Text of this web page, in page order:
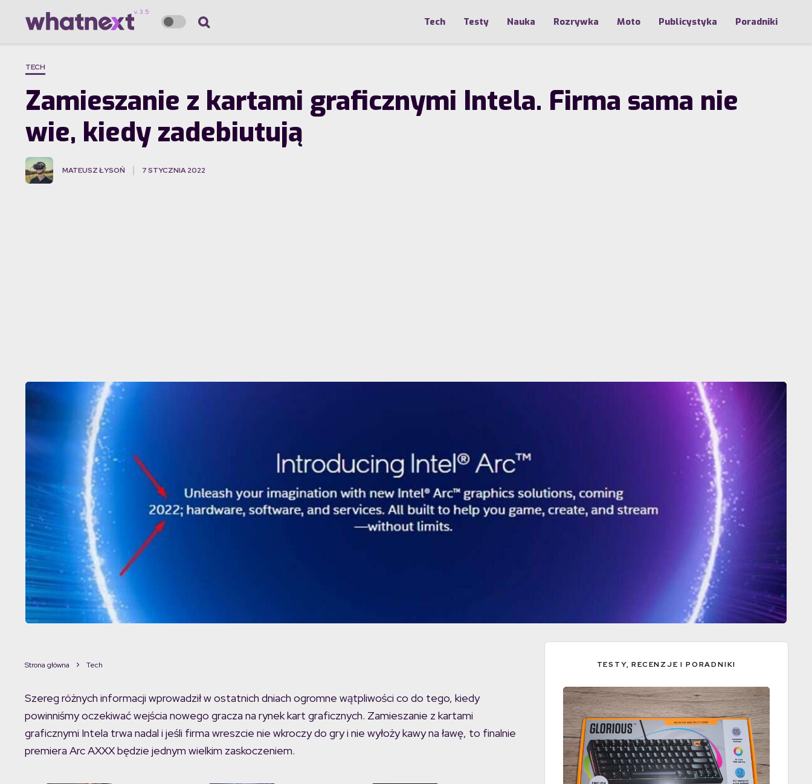
Tech Testy Nauka Rozrywka Moto Publicystyka Poradniki
TECH
Zamieszanie z kartami graficznymi Intela. Firma sama nie
wie, kiedy zadebiutują
MATEUSZ ŁYSOŃ 7 STYCZNIA 2022
Strona główna Tech
Szereg różnych informacji wprowadził w ostatnich dniach ogromne wątpliwości co do tego, kiedy
powinniśmy oczekiwać wejścia nowego gracza na rynek kart graficznych. Zamieszanie z kartami
graficznymi Intela trwa nadal i jeśli firma wreszcie nie wkroczy do gry i nie wyłoży kawy na ławę, to finalnie
premiera Arc AXXX będzie jednym wielkim zaskoczeniem.
TESTY, RECENZJE I PORADNIKI